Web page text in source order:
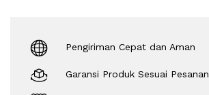
Pengiriman Cepat dan Aman
Garansi Produk Sesuai Pesanan